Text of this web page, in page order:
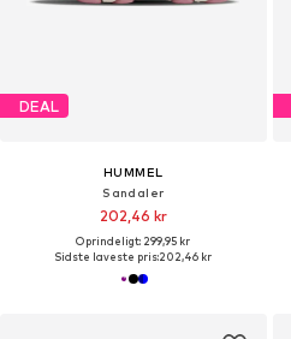
DEAL
HUMMEL
Sandaler
202,46 kr
Oprindeligt: 299,95 kr
Sidste laveste pris:202,46 kr